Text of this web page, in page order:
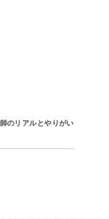
のリアルとやりがい